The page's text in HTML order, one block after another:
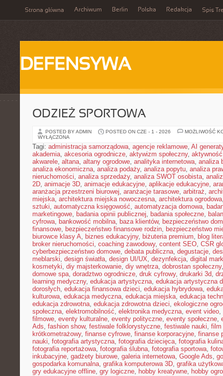
Strona główna Archiwum Berlin Polska Redakcja Spis
DEFENSYWA
ODZIEŻ SPORTOWA
POSTED BY ADMIN POSTED ON CZE - 1 - 2026
MOŻLIWOŚĆ
WYŁĄCZONA
Tagi: administracja samorządowa, agencje reklamowe, AI
akademia, akcesoria ogrodnicze, aktywizm społeczny,
akwarele, altana, altany ogrodowe, analityka internetowa, analiza
analiza ekonomiczna, analiza podaży, analiza popytu, analiza
nieruchomości, analiza sprzedaży, analiza SWOT osobista,
2D, animacje 3D, animacje edukacyjne, aplikacje edukacyjne,
aranżacja przestrzeni biurowej, aranżacje tarasowe, arbitraż,
miejska, architektura miejska nowoczesna, architektura ogrodowa
sztuki, automatyczna księgowość, automatyzacja domowa,
marketingowe, badania opinii publicznej, badania społeczne,
cyfrowa, bankowość mobilna, baza klientów, bezpieczeństwo
finansowe, bezpieczeństwo finansowe rodzin, bezpieczeństwo
biurowce klasy A, biznes edukacyjny, biżuteria premium, blog
broker nieruchomości, coaching zawodowy, content SEO, CSR
cyberbezpieczeństwo domowe, debata publiczna, degustacje,
meblarski, design światła, design UI/UX, dezynfekcja, digital
kosmetyki, diy majsterkowanie, diy wnętrza, dobrostan społeczny
domowe spa, doradztwo ogrodnicze, druk cyfrowy, drukarki 3d,
learning medyczny, edukacja artystyczna, edukacja artystyczna
dorosłych, edukacja finansowa dzieci, edukacja hybrydowa,
kulturowa, edukacja medyczna, edukacja miejska, edukacja
edukacja zdrowotna, edukacja zdrowotna dzieci, ekologiczne
społeczna, elektromobilność, elektronika medyczna, event video,
filmowe, eventy kulturalne, eventy polityczne, eventy społeczne,
Ads, fashion show, festiwale folklorystyczne, festiwale nauki, film
krótkometrażowy, finanse cyfrowe, finanse korporacyjne, finanse
nauki, fotografia artystyczna, fotografia dziecięca, fotografia
fotografia reportażowa, fotografia ślubna, fotografia sportowa,
inkubacyjne, gadżety biurowe, galeria internetowa, Google Ads,
gospodarka komunalna, grafika komputerowa 3D, grafika
gry edukacyjne offline, gry logiczne, hobby kreatywne, hobby